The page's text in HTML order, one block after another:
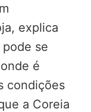
explica
se
é
condições
a Coreia